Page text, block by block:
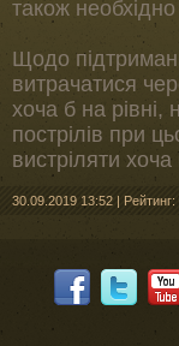
також
Щодо
витрачатися
хоча б на рівні,
пострілів при
вистріляти
30.09.2019 13:52 | Рейтинг: